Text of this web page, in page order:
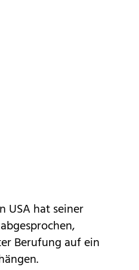
USA hat seiner
Berufung auf ein